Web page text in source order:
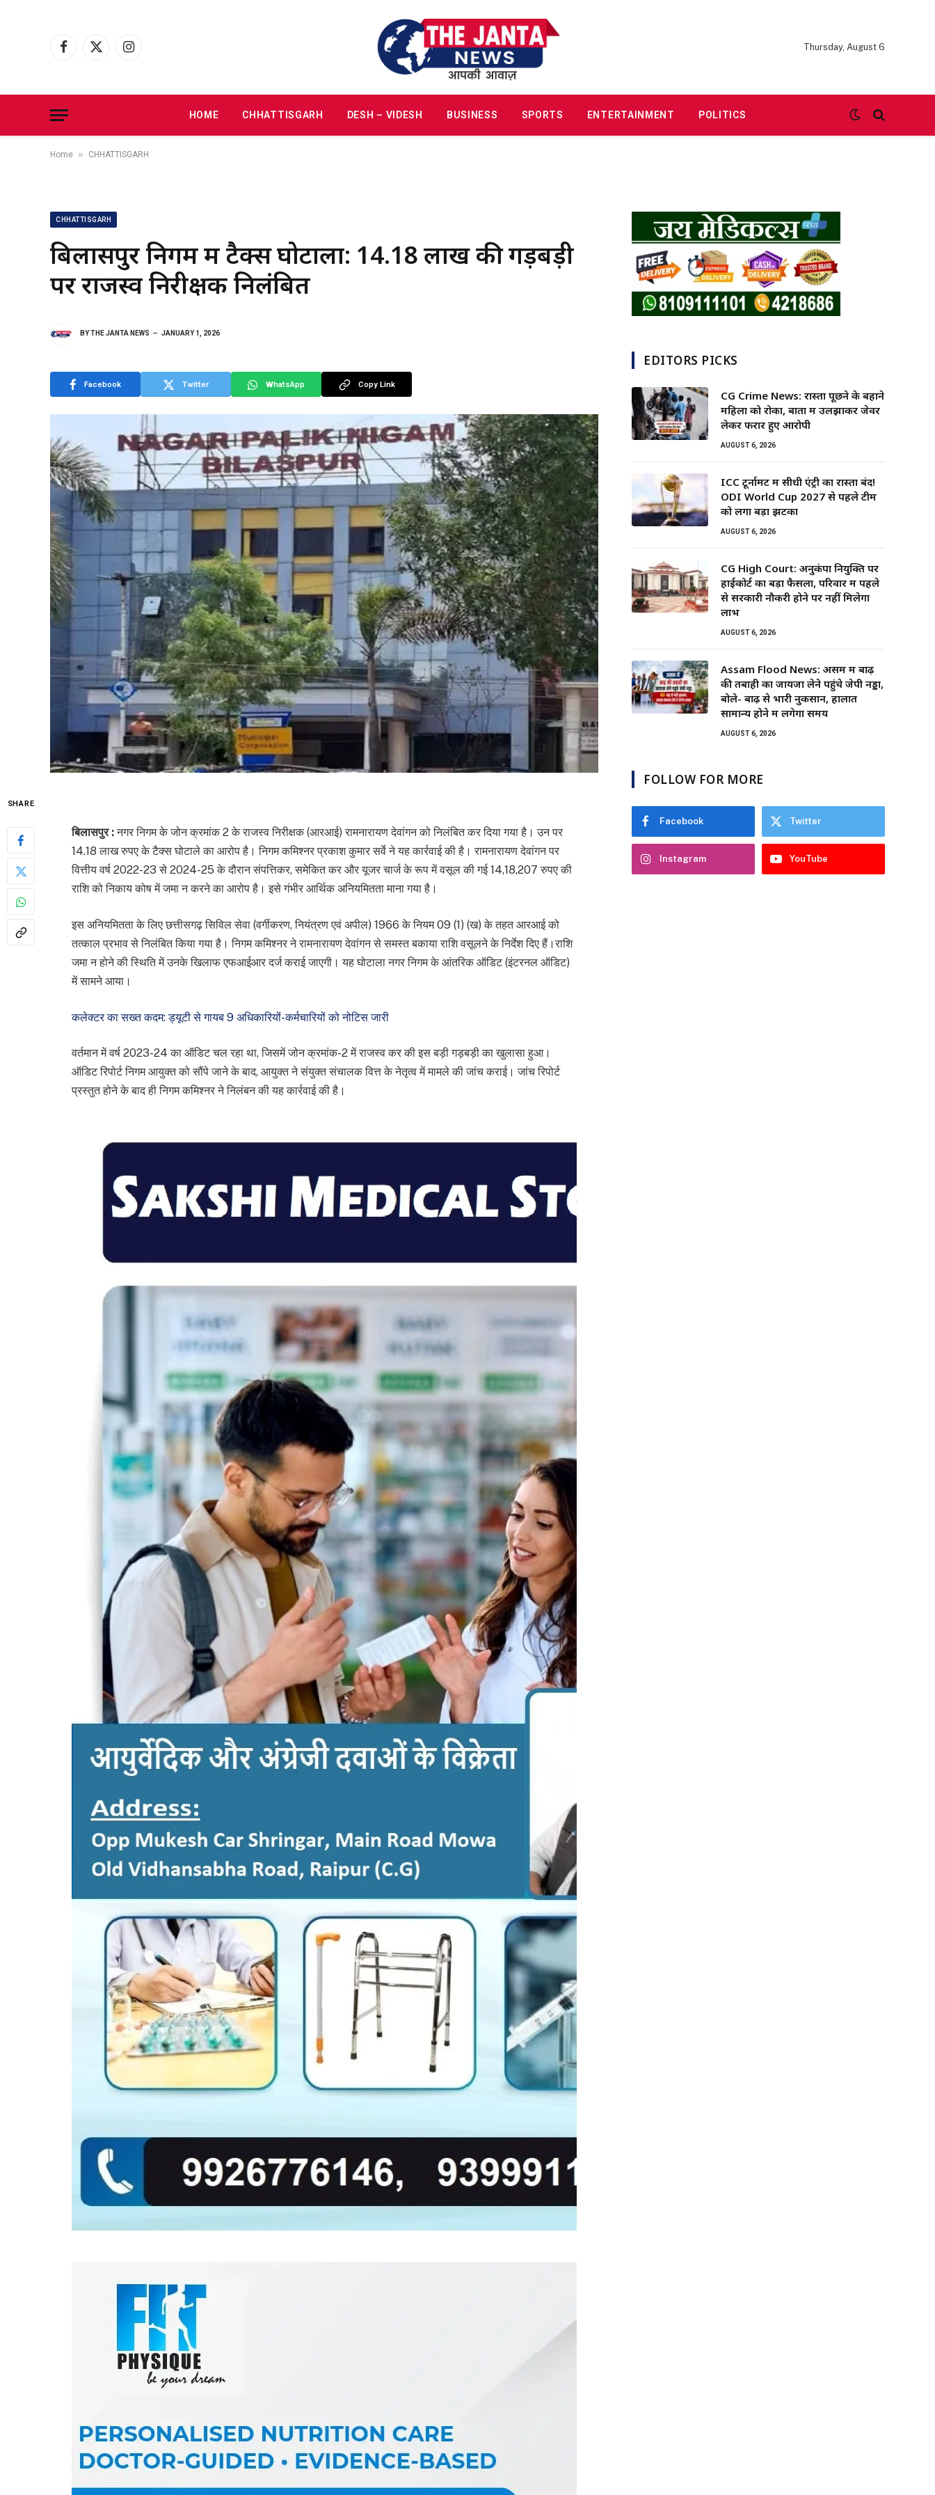
Facebook
X
Instagram
Thursday, August 6
HOME CHHATTISGARH DESH – VIDESH BUSINESS SPORTS ENTERTAINMENT POLITICS
Home » CHHATTISGARH
CHHATTISGARH
बिलासपुर निगम में टैक्स घोटाला: 14.18 लाख की गड़बड़ी
पर राजस्व निरीक्षक निलंबित
BYTHE JANTA NEWS JANUARY 1, 2026
Facebook Twitter WhatsApp Copy Link
SHARE
बिलासपुर :नगर निगम के जोन क्रमांक 2 के राजस्व निरीक्षक (आरआई) रामनारायण देवांगन को निलंबित कर दिया गया है। उन पर
14.18 लाख रुपए के टैक्स घोटाले का आरोप है। निगम कमिश्नर प्रकाश कुमार सर्वे ने यह कार्रवाई की है। रामनारायण देवांगन पर
वित्तीय वर्ष 2022-23 से 2024-25 के दौरान संपत्तिकर, समेकित कर और यूजर चार्ज के रूप में वसूल की गई 14,18,207 रुपए की
राशि को निकाय कोष में जमा न करने का आरोप है। इसे गंभीर आर्थिक अनियमितता माना गया है।
इस अनियमितता के लिए छत्तीसगढ़ सिविल सेवा (वर्गीकरण, नियंत्रण एवं अपील) 1966 के नियम 09 (1) (ख) के तहत आरआई को
तत्काल प्रभाव से निलंबित किया गया है। निगम कमिश्नर ने रामनारायण देवांगन से समस्त बकाया राशि वसूलने के निर्देश दिए हैं।राशि
जमा न होने की स्थिति में उनके खिलाफ एफआईआर दर्ज कराई जाएगी। यह घोटाला नगर निगम के आंतरिक ऑडिट (इंटरनल ऑडिट)
में सामने आया।
कलेक्टर का सख्त कदम: ड्यूटी से गायब 9 अधिकारियों-कर्मचारियों को नोटिस जारी
वर्तमान में वर्ष 2023-24 का ऑडिट चल रहा था, जिसमें जोन क्रमांक-2 में राजस्व कर की इस बड़ी गड़बड़ी का खुलासा हुआ।
ऑडिट रिपोर्ट निगम आयुक्त को सौंपे जाने के बाद, आयुक्त ने संयुक्त संचालक वित्त के नेतृत्व में मामले की जांच कराई। जांच रिपोर्ट
प्रस्तुत होने के बाद ही निगम कमिश्नर ने निलंबन की यह कार्रवाई की है।
EDITORS PICKS
CG Crime News: रास्ता पूछने के बहाने
महिला को रोका, बातों में उलझाकर जेवर
लेकर फरार हुए आरोपी
AUGUST 6, 2026
ICC टूर्नामेंट में सीधी एंट्री का रास्ता बंद!
ODI World Cup 2027 से पहले टीम
को लगा बड़ा झटका
AUGUST 6, 2026
CG High Court: अनुकंपा नियुक्ति पर
हाईकोर्ट का बड़ा फैसला, परिवार में पहले
से सरकारी नौकरी होने पर नहीं मिलेगा
लाभ
AUGUST 6, 2026
Assam Flood News: असम में बाढ़
की तबाही का जायजा लेने पहुंचे जेपी नड्डा,
बोले- बाढ़ से भारी नुकसान, हालात
सामान्य होने में लगेगा समय
AUGUST 6, 2026
FOLLOW FOR MORE
Facebook Twitter
Instagram YouTube